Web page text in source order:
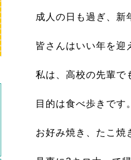
成人の日も過ぎ、新
皆さんはいい年を迎
私は、高校の先輩で
目的は食べ歩きです。
お好み焼き、たこ焼